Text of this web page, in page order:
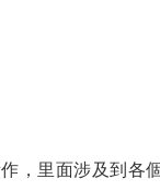
，里面涉及到各